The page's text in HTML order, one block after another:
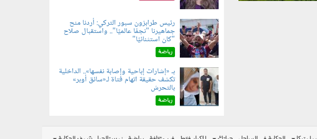
060803.jpg
رئيس طرابزون سبور التركي: أردنا منح
جماهيرنا "نجمًا عالميًا".. واستقبال صلاح
"كان استثنائيًا"
رياضة
060804.jpg
بـ «إشارات إباحية وإصابة نفسها».. الداخلية
تكشف حقيقة اتهام فتاة لـ«سائق أوبر»
بالتحرش
رياضة